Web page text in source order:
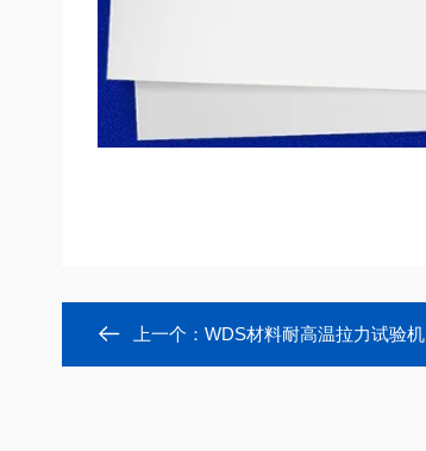
上一个： WDS材料耐高温拉力试验机